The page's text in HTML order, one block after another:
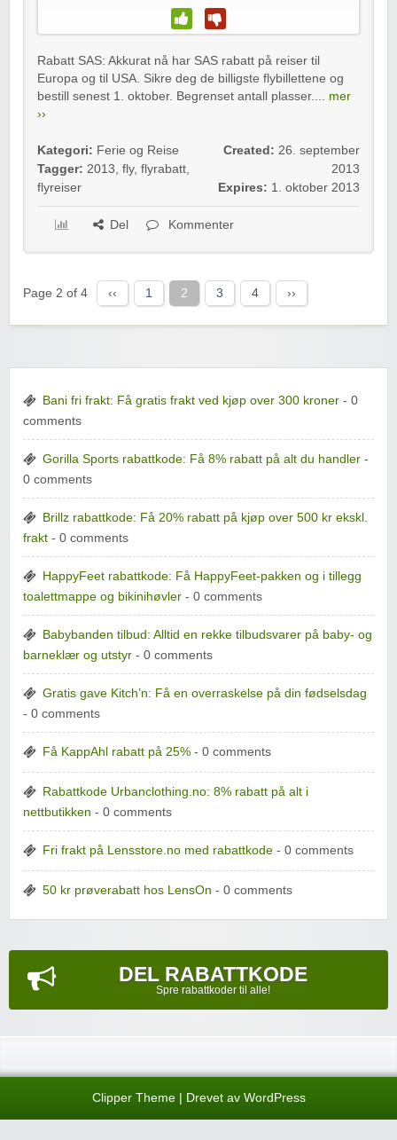
Rabatt SAS: Akkurat nå har SAS rabatt på reiser til
Europa og til USA. Sikre deg de billigste flybillettene og
bestill senest 1. oktober. Begrenset antall plasser.... mer
››
Kategori: Ferie og Reise
Tagger: 2013, fly, flyrabatt,
flyreiser
Created: 26. september
2013
Expires: 1. oktober 2013
Del Kommenter
Page 2 of 4 ‹‹ 1 2 3 4 ››
Bani fri frakt: Få gratis frakt ved kjøp over 300 kroner - 0
comments
Gorilla Sports rabattkode: Få 8% rabatt på alt du handler -
0 comments
Brillz rabattkode: Få 20% rabatt på kjøp over 500 kr ekskl.
frakt - 0 comments
HappyFeet rabattkode: Få HappyFeet-pakken og i tillegg
toalettmappe og bikinihøvler - 0 comments
Babybanden tilbud: Alltid en rekke tilbudsvarer på baby- og
barneklær og utstyr - 0 comments
Gratis gave Kitch’n: Få en overraskelse på din fødselsdag
- 0 comments
Få KappAhl rabatt på 25% - 0 comments
Rabattkode Urbanclothing.no: 8% rabatt på alt i
nettbutikken - 0 comments
Fri frakt på Lensstore.no med rabattkode - 0 comments
50 kr prøverabatt hos LensOn - 0 comments
DEL RABATTKODE
Spre rabattkoder til alle!
Clipper Theme| Drevet av WordPress